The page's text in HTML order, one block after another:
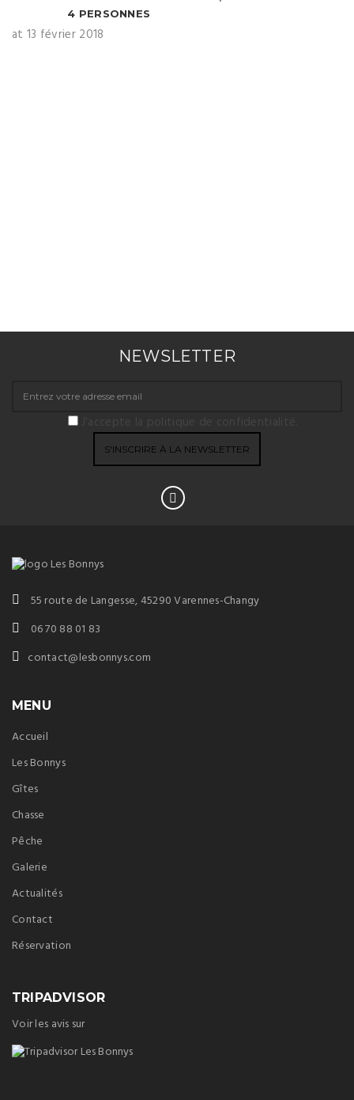
4 PERSONNES
at 13 février 2018
NEWSLETTER
J'accepte la politique de confidentialité.
55 route de Langesse, 45290 Varennes-Changy
06 70 88 01 83
contact@lesbonnys.com
MENU
Accueil
Les Bonnys
Gîtes
Chasse
Pêche
Galerie
Actualités
Contact
Réservation
TRIPADVISOR
Voir les avis sur